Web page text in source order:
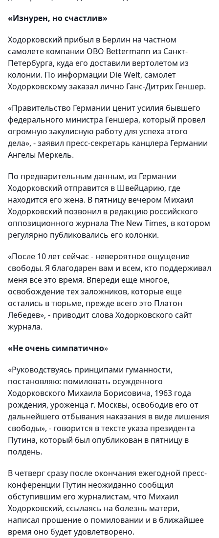
«Изнурен, но счастлив»
Ходорковский прибыл в Берлин на частном
самолете компании OBO Bettermann из Санкт-
Петербурга, куда его доставили вертолетом из
колонии. По информации Die Welt, самолет
Ходорковскому заказал лично Ганс-Дитрих Геншер.
«Правительство Германии ценит усилия бывшего
федерального министра Геншера, который провел
огромную закулисную работу для успеха этого
дела», - заявил пресс-секретарь канцлера Германии
Ангелы Меркель.
По предварительным данным, из Германии
Ходорковский отправится в Швейцарию, где
находится его жена. В пятницу вечером Михаил
Ходорковский позвонил в редакцию российского
оппозиционного журнала The New Times, в котором
регулярно публиковались его колонки.
«После 10 лет сейчас - невероятное ощущение
свободы. Я благодарен вам и всем, кто поддерживал
меня все это время. Впереди еще многое,
освобождение тех заложников, которые еще
остались в тюрьме, прежде всего это Платон
Лебедев», - приводит слова Ходорковского сайт
журнала.
«Не очень симпатично»
«Руководствуясь принципами гуманности,
постановляю: помиловать осужденного
Ходорковского Михаила Борисовича, 1963 года
рождения, уроженца г. Москвы, освободив его от
дальнейшего отбывания наказания в виде лишения
свободы», - говорится в тексте указа президента
Путина, который был опубликован в пятницу в
полдень.
В четверг сразу после окончания ежегодной пресс-
конференции Путин неожиданно сообщил
обступившим его журналистам, что Михаил
Ходорковский, ссылаясь на болезнь матери,
написал прошение о помиловании и в ближайшее
время оно будет удовлетворено.